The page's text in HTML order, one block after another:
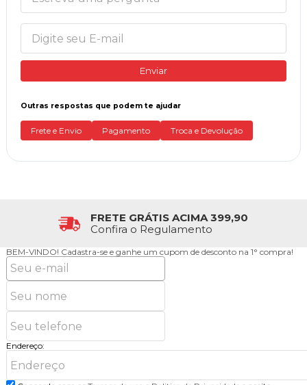
Enviar
Outras respostas que podem te ajudar
Frete e Envio Pagamento Troca e Devolução
FRETE GRÁTIS ACIMA 399,90
Confira o Regulamento
BEM-VINDO! Cadastra-se e ganhe um cupom de desconto na 1° compra!
Endereço: